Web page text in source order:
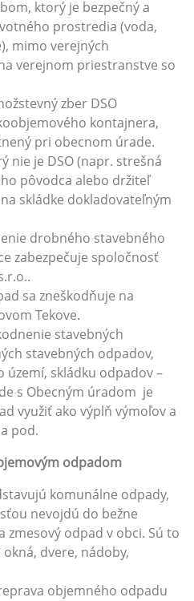
ktorý je bezpečný a
prostredia (voda,
mimo verejných
verejnom priestranstve so
zber DSO
kontajnera,
pri obecnom úrade.
nie je DSO (napr. strešná
pôvodca alebo držiteľ
skládke dokladovateľným
drobného stavebného
zabezpečuje spoločnosť
sa zneškodňuje na
Tekove.
stavebných
stavebných odpadov,
území, skládku odpadov –
s Obecným úradom je
využiť ako výplň výmoľov a
pod.
odpadom
komunálne odpady,
nevojdú do bežne
zmesový odpad v obci. Sú to
dvere, nádoby,
objemného odpadu